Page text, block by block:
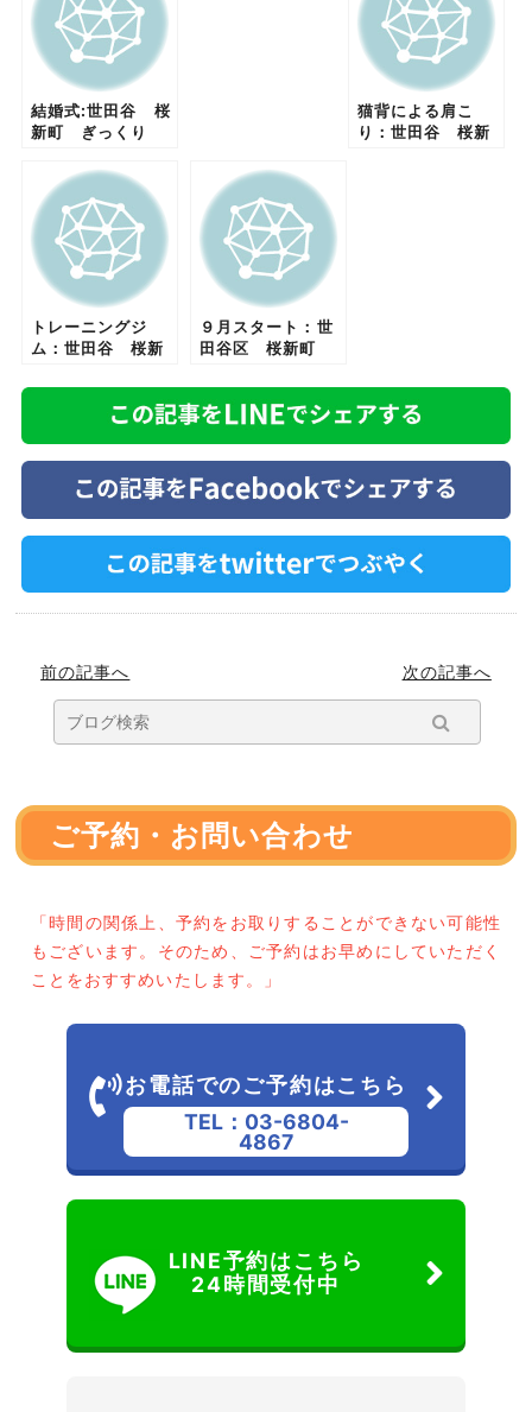
結婚式:世田谷 桜
新町 ぎっくり
経痛 ヘルニア
骨盤矯正
猫背による肩こ
り：世田谷 桜新
トレーニングジ
ム：世田谷 桜新
り 骨盤矯正 ぎ
っくり腰 整体
９月スタート：世
田谷区 桜新町
盤矯正 整体 外
反母趾 頭痛
前の記事へ 次の記事へ
ご予約・お問い合わせ
「時間の関係上、予約をお取りすることができない可能性
もございます。そのため、ご予約はお早めにしていただく
ことをおすすめいたします。」
お電話でのご予約はこちら
TEL：03-6804-
4867
LINE予約はこちら
24時間受付中